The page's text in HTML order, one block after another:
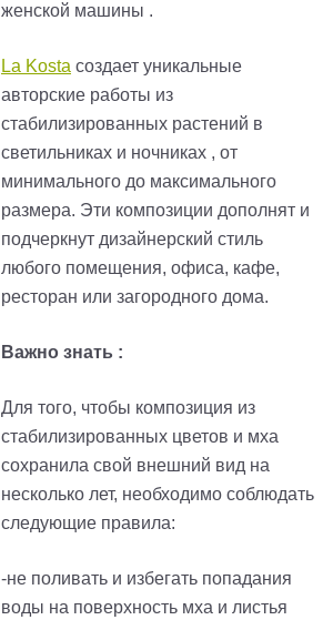
женской машины .
La Kosta создает уникальные
авторские работы из
стабилизированных растений в
светильниках и ночниках , от
минимального до максимального
размера. Эти композиции дополнят и
подчеркнут дизайнерский стиль
любого помещения, офиса, кафе,
ресторан или загородного дома.
Важно знать :
Для того, чтобы композиция из
стабилизированных цветов и мха
сохранила свой внешний вид на
несколько лет, необходимо соблюдать
следующие правила:
-не поливать и избегать попадания
воды на поверхность мха и листья